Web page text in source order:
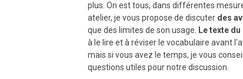
plus. On est tous, dans différentes
atelier, je vous propose de discuter des
que des limites de son usage. Le texte
à le lire et à réviser le vocabulaire avant
mais si vous avez le temps, je vous
questions utiles pour notre discussion.